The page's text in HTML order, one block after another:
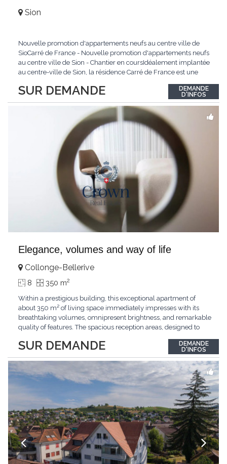
SUR DEMANDE
Sion
Nouvelle promotion d'appartements neufs au centre ville de
SioCarré de France - Nouvelle promotion d'appartements neufs
au centre ville de Sion - Chantier en coursIdéalement implantée
au centre-ville de Sion, la résidence Carré de France est une
contemporaine, qualité de vie et emplacement privilégié.Ce
projet d'envergure comprend 38...
DEMANDE
D'INFOS
Elegance, volumes and way of life
SUR DEMANDE
Collonge-Bellerive
8 350 m2
Within a prestigious building, this exceptional apartment of
about 350 m² of living space immediately impresses with its
breathtaking volumes, omnipresent brightness, and remarkable
quality of features. The spacious reception areas, designed to
outdoor spaces bathed in greenery. The bedrooms also have
direct access to the outdoors, offering...
DEMANDE
D'INFOS